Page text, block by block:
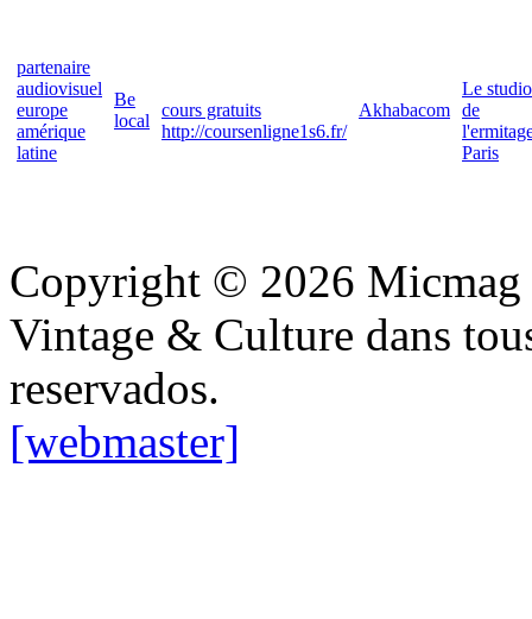
partenaire
audiovisuel
europe
amérique
latine
Be
local
cours gratuits
http://coursenligne1s6.fr/
Akhabacom
Le studio
de
Paris
Copyright © 2026 Micmag
Vintage & Culture dans
reservados.
[webmaster]